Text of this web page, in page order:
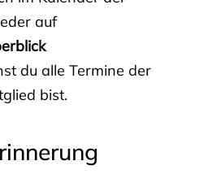
auf
du alle Termine der
bist.